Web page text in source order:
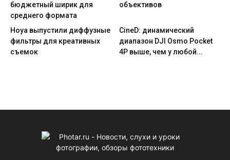
бюджетный ширик для
среднего формата
объективов
Hoya выпустили диффузные
фильтры для креативных
съемок
CineD: динамический
диапазон DJI Osmo Pocket
4P выше, чем у любой...